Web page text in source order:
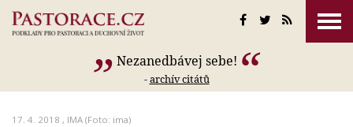
Nezanedbávej sebe!
-archív citátů
17. 4. 2018 , IMA (Foto: ima)